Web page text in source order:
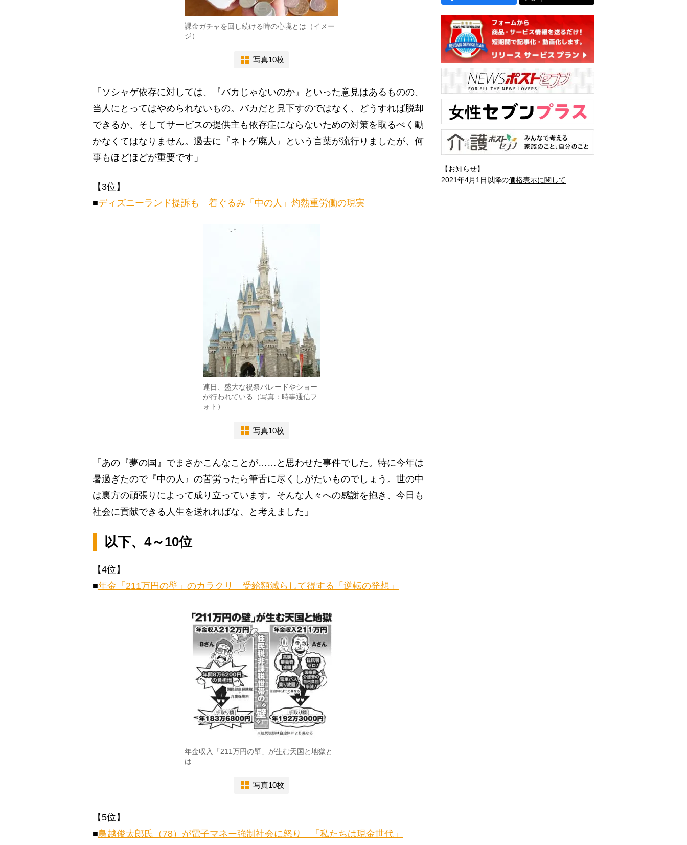
課金ガチャを回し続ける時の心境とは（イメー
ジ）
写真10枚
「ソシャゲ依存に対しては、『バカじゃないのか』といった意見はあるものの、
当人にとってはやめられないもの。バカだと見下すのではなく、どうすれば脱却
できるか、そしてサービスの提供主も依存症にならないための対策を取るべく動
かなくてはなりません。過去に『ネトゲ廃人』という言葉が流行りましたが、何
事もほどほどが重要です」
【3位】
■ディズニーランド提訴も 着ぐるみ「中の人」灼熱重労働の現実
連日、盛大な祝祭パレードやショー
が行われている（写真：時事通信フ
ォト）
写真10枚
「あの『夢の国』でまさかこんなことが……と思わせた事件でした。特に今年は
暑過ぎたので『中の人』の苦労ったら筆舌に尽くしがたいものでしょう。世の中
は裏方の頑張りによって成り立っています。そんな人々への感謝を抱き、今日も
社会に貢献できる人生を送れればな、と考えました」
以下、4～10位
【4位】
■年金「211万円の壁」のカラクリ 受給額減らして得する「逆転の発想」
年金収入「211万円の壁」が生む天国と地獄と
は
写真10枚
【5位】
■鳥越俊太郎氏（78）が電子マネー強制社会に怒り 「私たちは現金世代」
【お知らせ】
2021年4月1日以降の価格表示に関して